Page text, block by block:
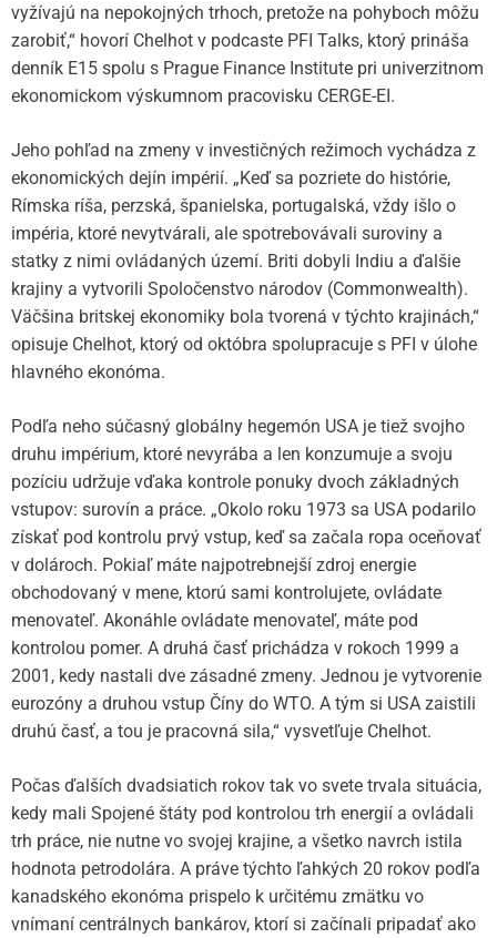
vyžívajú na nepokojných trhoch, pretože na pohyboch môžu
zarobiť,“ hovorí Chelhot v podcaste PFI Talks, ktorý prináša
denník E15 spolu s Prague Finance Institute pri univerzitnom
ekonomickom výskumnom pracovisku CERGE-EI.
Jeho pohľad na zmeny v investičných režimoch vychádza z
ekonomických dejín impérií. „Keď sa pozriete do histórie,
Rímska ríša, perzská, španielska, portugalská, vždy išlo o
impéria, ktoré nevytvárali, ale spotrebovávali suroviny a
statky z nimi ovládaných území. Briti dobyli Indiu a ďalšie
krajiny a vytvorili Spoločenstvo národov (Commonwealth).
Väčšina britskej ekonomiky bola tvorená v týchto krajinách,“
opisuje Chelhot, ktorý od októbra spolupracuje s PFI v úlohe
hlavného ekonóma.
Podľa neho súčasný globálny hegemón USA je tiež svojho
druhu impérium, ktoré nevyrába a len konzumuje a svoju
pozíciu udržuje vďaka kontrole ponuky dvoch základných
vstupov: surovín a práce. „Okolo roku 1973 sa USA podarilo
získať pod kontrolu prvý vstup, keď sa začala ropa oceňovať
v dolároch. Pokiaľ máte najpotrebnejší zdroj energie
obchodovaný v mene, ktorú sami kontrolujete, ovládate
menovateľ. Akonáhle ovládate menovateľ, máte pod
kontrolou pomer. A druhá časť prichádza v rokoch 1999 a
2001, kedy nastali dve zásadné zmeny. Jednou je vytvorenie
eurozóny a druhou vstup Číny do WTO. A tým si USA zaistili
druhú časť, a tou je pracovná sila,“ vysvetľuje Chelhot.
Počas ďalších dvadsiatich rokov tak vo svete trvala situácia,
kedy mali Spojené štáty pod kontrolou trh energií a ovládali
trh práce, nie nutne vo svojej krajine, a všetko navrch istila
hodnota petrodolára. A práve týchto ľahkých 20 rokov podľa
kanadského ekonóma prispelo k určitému zmätku vo
vnímaní centrálnych bankárov, ktorí si začínali pripadať ako